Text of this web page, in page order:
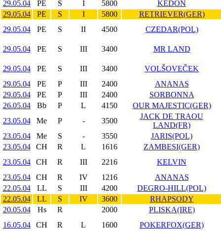
29.05.04
PE S I 5800
KEDON
29.05.04
PE S I 5800
RETRIEVER(GER)
29.05.04
PE S II 4500 CZEDAR(POL)
29.05.04 PE S III 3400 MR LAND
29.05.04 PE S III 3400
VOLŠOVEČEK
29.05.04
PE P III 2400
ANANAS
29.05.04
PE P III 2400
SORBONNA
26.05.04
Bb P L 4150
OUR MAJESTIC(GER)
23.05.04
Me P - 3500
JACK DE TRAOU
LAND(FR)
23.05.04
Me S - 3550
JARIS(POL)
23.05.04
CH R L 1616
ZAMBESI(GER)
23.05.04
CH R III 2216
KELVIN
23.05.04
CH R IV 1216
ANANAS
22.05.04
LL S III 4200
DEGRO-HILL(POL)
22.05.04
LL S IV 3600
RHAPSODY
20.05.04
Hs R 2000
PLISKA(IRE)
16.05.04
CH R L 1600
POKERFOX(GER)